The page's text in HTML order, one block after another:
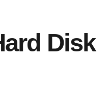
Disk